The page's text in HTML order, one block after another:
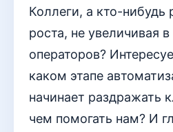
Коллеги, а кто-нибудь
роста, не увеличивая
операторов?
каком этапе
начинает раздражать
чем помогать нам? И